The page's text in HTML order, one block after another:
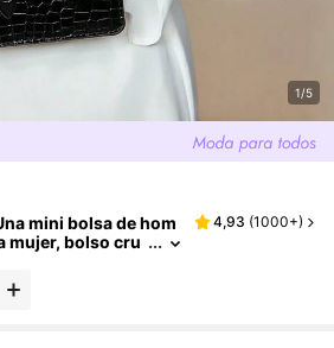
1/5
mini bolsa de hom
mujer, bolso cru
bolso de caim
chicas jóvenes, a
4,93 (1000+)